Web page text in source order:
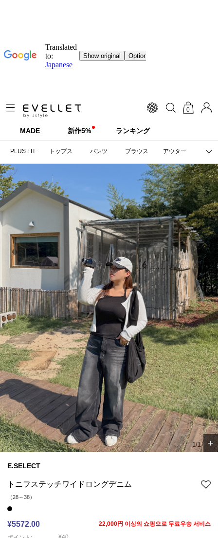
0
MADE 新作5% ランキング
PLUS FIT トップス パンツ ブラウス アウター
1/1 +
E.SELECT
トニフステッチワイドロングデニム
（28～38）
¥5572.00
22,000円 이상의 쇼핑으로 무료우송 서비스